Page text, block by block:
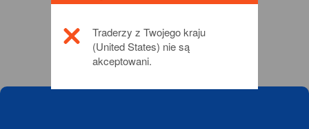
Lista kryptowalut
Traderzy z Twojego kraju
(United States) nie są
akceptowani.